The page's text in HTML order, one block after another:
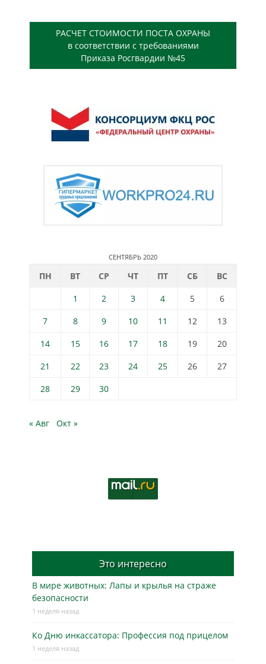
РАСЧЕТ СТОИМОСТИ ПОСТА ОХРАНЫ
в соответствии с требованиями
Приказа Росгвардии №45
СЕНТЯБРЬ 2020
ПН ВТ СР ЧТ ПТ СБ
ВС
1
2 3 4 5
6
7
8 9 10 11 12
13
14
15 16 17 18 19
20
21
22 23 24 25 26
27
28
29 30
« Авг Окт »
Это интересно
В мире животных: Лапы и крылья на страже
безопасности
1 неделя назад
Ко Дню инкассатора: Профессия под прицелом
1 неделя назад